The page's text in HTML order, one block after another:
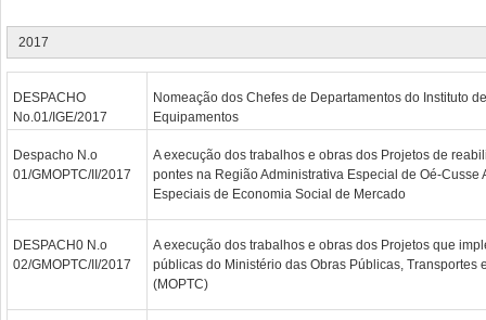
2017
DESPACHO
No.01/IGE/2017
Nomeação dos Chefes de Departamentos do Instituto
Equipamentos
Despacho N.o
01/GMOPTC/II/2017
A execução dos trabalhos e obras dos Projetos de
pontes na Região Administrativa Especial de Oé-Cusse
Especiais de Economia Social de Mercado
DESPACH0 N.o
02/GMOPTC/II/2017
A execução dos trabalhos e obras dos Projetos que
públicas do Ministério das Obras Públicas, Transportes
(MOPTC)